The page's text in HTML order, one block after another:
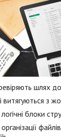
шлях
з
блоки